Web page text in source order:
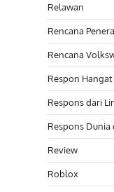
Relawan
Rencana
Rencana
Respon
Respons dari
Respons
Review
Roblox